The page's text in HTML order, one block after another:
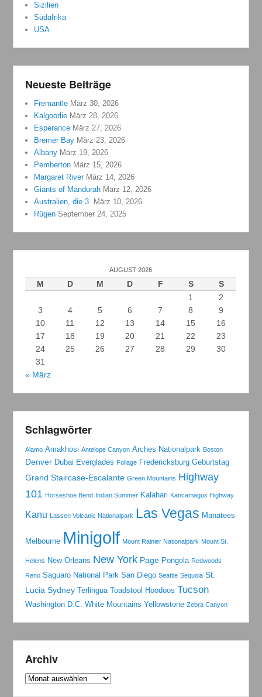
Sizilien
Südafrika
USA
Neueste Beiträge
Fremantle März 30, 2026
Kalgoorlie März 28, 2026
Esperance März 27, 2026
Bremer Bay März 23, 2026
Albany März 19, 2026
Pemberton März 15, 2026
Margaret River März 14, 2026
Giants of Mandurah März 12, 2026
Australien, die 3. März 10, 2026
Rügen September 24, 2025
AUGUST 2026
M D M D F S
S
1
2
3
4 5 6 7 8
9
10
11 12 13 14 15
16
17
18 19 20 21 22
23
24
25 26 27 28 29
30
31
« März
Schlagwörter
Alamo Amakhosi Antelope Canyon Arches Nationalpark Boston
Denver Dubai Everglades Foliage Fredericksburg Geburtstag
Grand Staircase-Escalante Green Mountains Highway
101 Horseshoe Bend Indian Summer Kalahari Kancamagus Highway
Kanu Lassen Volcanic Nationalpark Las Vegas Manatees
Melbourne Minigolf Mount Rainier Nationalpark Mount St.
Helens New Orleans New York Page Pongola Redwoods
Reno Saguaro National Park San Diego Seattle Sequoia St.
Lucia Sydney Terlingua Toadstool Hoodoos Tucson
Washington D.C. White Mountains Yellowstone Zebra Canyon
Archiv
Archiv